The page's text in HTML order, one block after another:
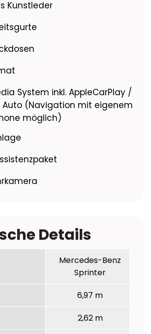
Kunstleder
System inkl. AppleCarPlay /
Auto (Navigation mit eigenem
möglich)
Details
Mercedes-Benz
Sprinter
6,97 m
2,62 m